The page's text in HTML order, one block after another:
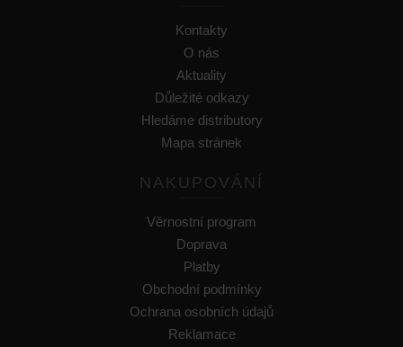
Kontakty
O nás
Aktuality
Důležité odkazy
Hledáme distributory
Mapa stránek
NAKUPOVÁNÍ
Věrnostní program
Doprava
Platby
Obchodní podmínky
Ochrana osobních údajů
Reklamace